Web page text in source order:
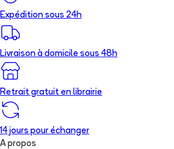
Expédition sous 24h
Livraison à domicile sous 48h
Retrait gratuit en librairie
14 jours pour échanger
A propos